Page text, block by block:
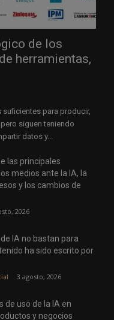
de los
herramientas,
para producir,
siguen teniendo
datos y...
las principales
medios ante la IA, la
y los cambios de
2026
IA no bastan para
ha sido escrito por
3 agosto, 2026
de uso de la IA en
y negocios